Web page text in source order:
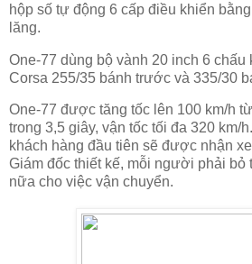
hộp số tự động 6 cấp điều khiển
lăng.
One-77 dùng bộ vành 20 inch 6
Corsa 255/35 bánh trước và 335/30
One-77 được tăng tốc lên 100 km/h
trong 3,5 giây, vận tốc tối đa 320 km/
khách hàng đầu tiên sẽ được nhận
Giám đốc thiết kế, mỗi người phải bỏ
nữa cho việc vận chuyển.